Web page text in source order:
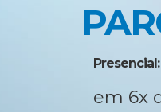
Presencial:
em 6x